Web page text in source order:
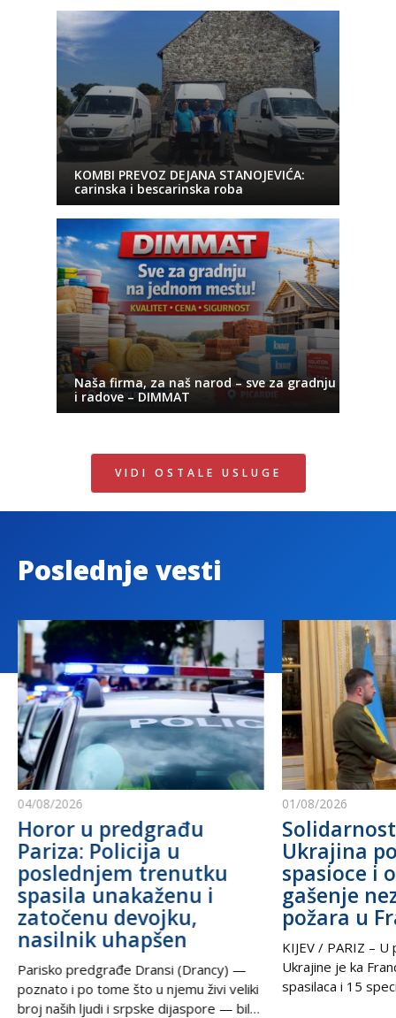
KOMBI PREVOZ DEJANA STANOJEVIĆA:
carinska i bescarinska roba
Naša firma, za naš narod – sve za gradnju
i radove – DIMMAT
VIDI OSTALE USLUGE
Poslednje vesti
04/08/2026
Horor u predgrađu
Pariza: Policija u
poslednjem trenutku
spasila unakaženu i
zatočenu devojku,
nasilnik uhapšen
Parisko predgrađe Dransi (Drancy) —
poznato i po tome što u njemu živi veliki
broj naših ljudi i srpske dijaspore — bilo
01/08/2026
Ukrajina
spasioce i
gašenje
požara u
KIJEV / PARIZ –
Ukrajine je ka
spasilaca i 15